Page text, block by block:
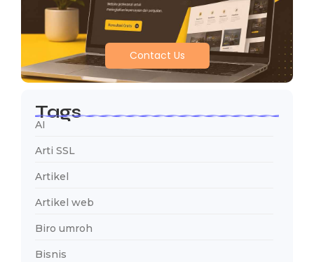
Contact Us
Tags
AI
Arti SSL
Artikel
Artikel web
Biro umroh
Bisnis